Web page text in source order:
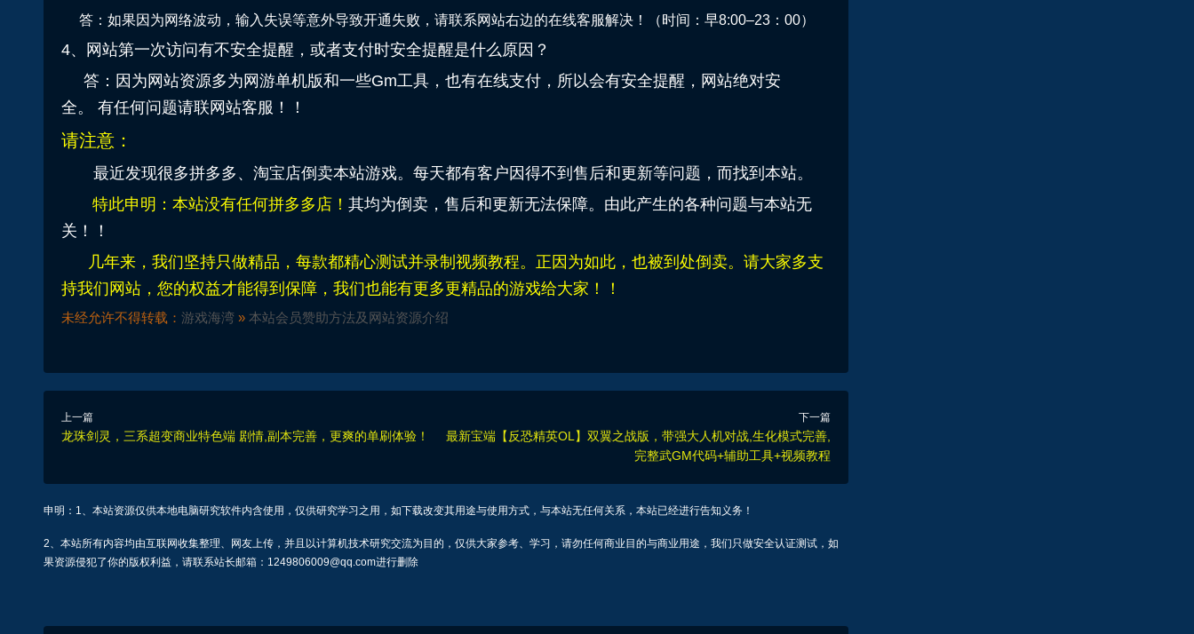
答：如果因为网络波动，输入失误等意外导致开通失败，请联系网站右边的在线客服解决！（时间：早8:00–23：00）
4、网站第一次访问有不安全提醒，或者支付时安全提醒是什么原因？
答：因为网站资源多为网游单机版和一些Gm工具，也有在线支付，所以会有安全提醒，网站绝对安
全。 有任何问题请联网站客服！！
请注意：
最近发现很多拼多多、淘宝店倒卖本站游戏。每天都有客户因得不到售后和更新等问题，而找到本站。
特此申明：本站没有任何拼多多店！ 其均为倒卖，售后和更新无法保障。由此产生的各种问题与本站无
关！！
几年来，我们坚持只做精品，每款都精心测试并录制视频教程。正因为如此，也被到处倒卖。请大家多支
持我们网站，您的权益才能得到保障，我们也能有更多更精品的游戏给大家！！
未经允许不得转载： 游戏海湾» 本站会员赞助方法及网站资源介绍
上一篇
龙珠剑灵，三系超变商业特色端 剧情,副本完善，更爽的单刷体验！
下一篇
最新宝端【反恐精英OL】双翼之战版，带强大人机对战,生化模式完善,
完整武GM代码+辅助工具+视频教程
申明：1、本站资源仅供本地电脑研究软件内含使用，仅供研究学习之用，如下载改变其用途与使用方式，与本站无任何关系，本站已经进行告知义务！
2、本站所有内容均由互联网收集整理、网友上传，并且以计算机技术研究交流为目的，仅供大家参考、学习，请勿任何商业目的与商业用途，我们只做安全认证测试，如
果资源侵犯了你的版权利益，请联系站长邮箱：1249806009@qq.com进行删除